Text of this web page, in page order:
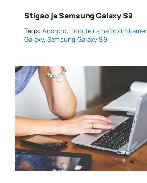
Stigao je Samsung Galaxy S9
Tags:Android, mobiteli s najbržim
Galaxy, Samsung Galaxy S9